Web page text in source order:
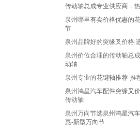
传动轴总成专业供应商，
泉州哪里有卖价格优惠的
节
泉州品牌好的突缘叉价格|
泉州价位合理的传动轴总
动轴
泉州专业的花键轴推荐-推
泉州鸿星汽车配件突缘叉
传动轴
泉州万向节选泉州鸿星汽
惠-新型万向节